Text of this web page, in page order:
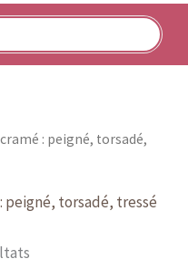
: peigné, torsadé,
peigné, torsadé, tressé